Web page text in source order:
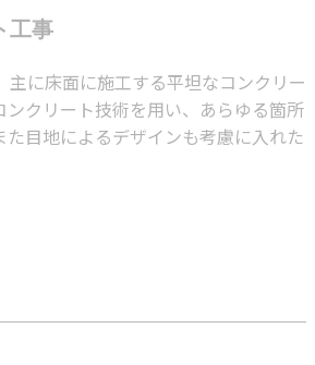
工事
主に床面に施工する平坦なコンクリー
ンクリート技術を用い、あらゆる箇所
た目地によるデザインも考慮に入れた